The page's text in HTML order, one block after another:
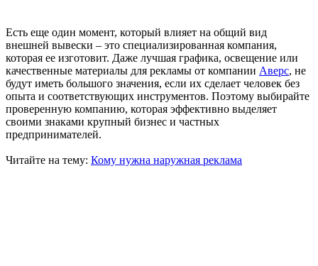
Есть еще один момент, который влияет на общий вид
внешней вывески – это специализированная компания,
которая ее изготовит. Даже лучшая графика, освещение или
качественные материалы для рекламы от компании Аверс, не
будут иметь большого значения, если их сделает человек без
опыта и соответствующих инструментов. Поэтому выбирайте
проверенную компанию, которая эффективно выделяет
своими знаками крупный бизнес и частных
предпринимателей.
Читайте на тему: Кому нужна наружная реклама